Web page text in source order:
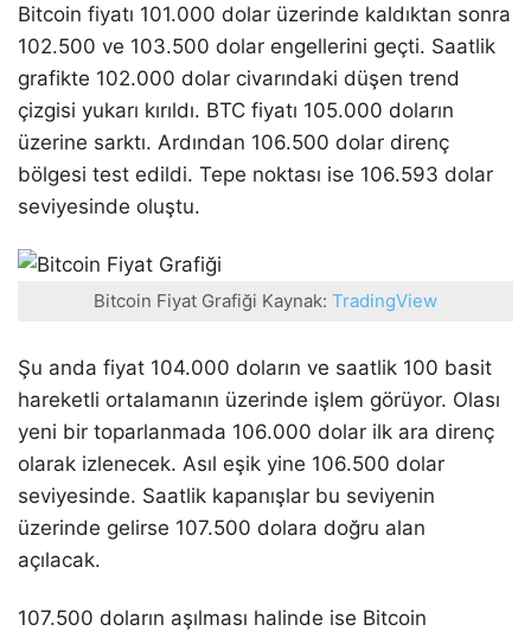
Bitcoin fiyatı 101.000 dolar üzerinde kaldıktan sonra
102.500 ve 103.500 dolar engellerini geçti. Saatlik
grafikte 102.000 dolar civarındaki düşen trend
çizgisi yukarı kırıldı. BTC fiyatı 105.000 doların
üzerine sarktı. Ardından 106.500 dolar direnç
bölgesi test edildi. Tepe noktası ise 106.593 dolar
seviyesinde oluştu.
Bitcoin Fiyat Grafiği Kaynak: TradingView
Şu anda fiyat 104.000 doların ve saatlik 100 basit
hareketli ortalamanın üzerinde işlem görüyor. Olası
yeni bir toparlanmada 106.000 dolar ilk ara direnç
olarak izlenecek. Asıl eşik yine 106.500 dolar
seviyesinde. Saatlik kapanışlar bu seviyenin
üzerinde gelirse 107.500 dolara doğru alan
açılacak.
107.500 doların aşılması halinde ise Bitcoin